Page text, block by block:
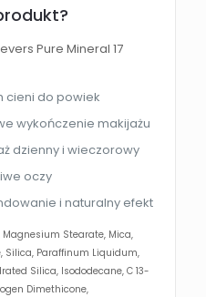
Pure Mineral 17
cieni do powiek
wykończenie makijażu
dzienny i wieczorowy
oczy
i naturalny efekt
Magnesium Stearate, Mica,
Silica, Paraffinum Liquidum,
Silica, Isododecane, C 13-
Dimethicone,